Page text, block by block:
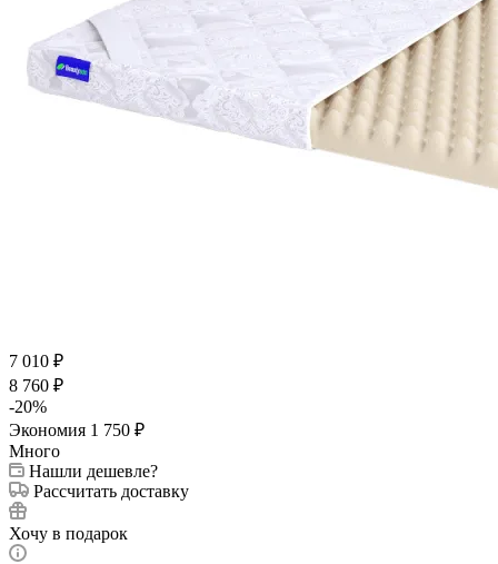
7 010 ₽
8 760 ₽
-20%
Экономия 1 750 ₽
Много
Нашли дешевле?
Рассчитать доставку
Хочу в подарок